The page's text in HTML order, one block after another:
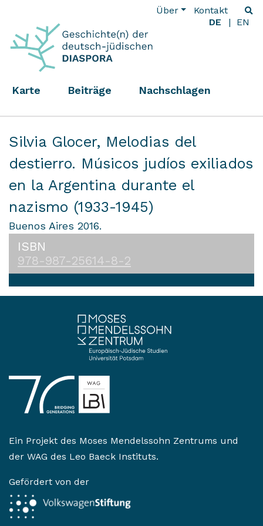
Über
Kontakt
DE
EN
Karte Beiträge Nachschlagen
Silvia Glocer, Melodias del
destierro. Músicos judíos exiliados
en la Argentina durante el
nazismo (1933-1945)
Buenos Aires 2016.
ISBN
978-987-25614-8-2
Ein Projekt des Moses Mendelssohn Zentrums und
der WAG des Leo Baeck Instituts.
Gefördert von der